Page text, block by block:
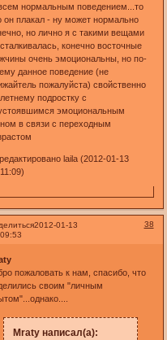
нормальным поведением...то
он плакал - ну может нормально
но лично я с такими вещами
конечно восточные
очень эмоциональны, но по-
данное поведение (не
пожалуйста) свойственно
подростку с
эмоциональным
в связи с переходным
laila (2012-01-13
38
2012-01-13
пожаловать к нам, спасибо, что
своим "личным
Mraty написал(а):